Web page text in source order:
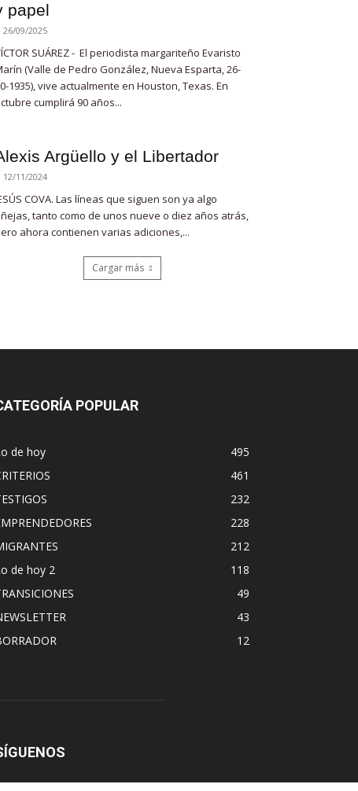
papel
26/09/2025
SUÁREZ - El periodista margariteño Evaristo
(Valle de Pedro González, Nueva Esparta, 26-
1935), vive actualmente en Houston, Texas. En
cumplirá 90 años...
Argüello y el Libertador
12/11/2024
COVA. Las líneas que siguen son ya algo
tanto como de unos nueve o diez años atrás,
ahora contienen varias adiciones,...
Cargar más
POPULAR
de hoy
495
461
232
228
212
de hoy 2
118
49
43
12